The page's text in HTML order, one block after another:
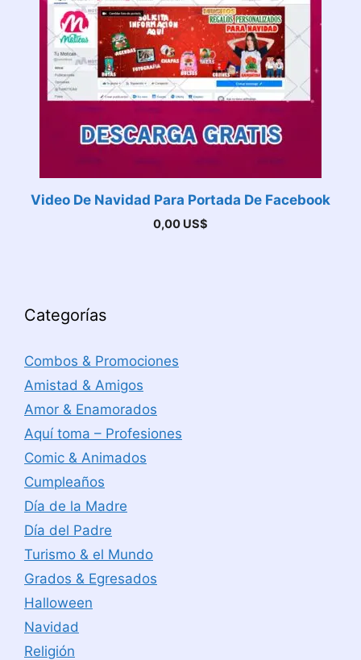
Video De Navidad Para Portada De Facebook
0,00 US$
Categorías
Combos & Promociones
Amistad & Amigos
Amor & Enamorados
Aquí toma – Profesiones
Comic & Animados
Cumpleaños
Día de la Madre
Día del Padre
Turismo & el Mundo
Grados & Egresados
Halloween
Navidad
Religión